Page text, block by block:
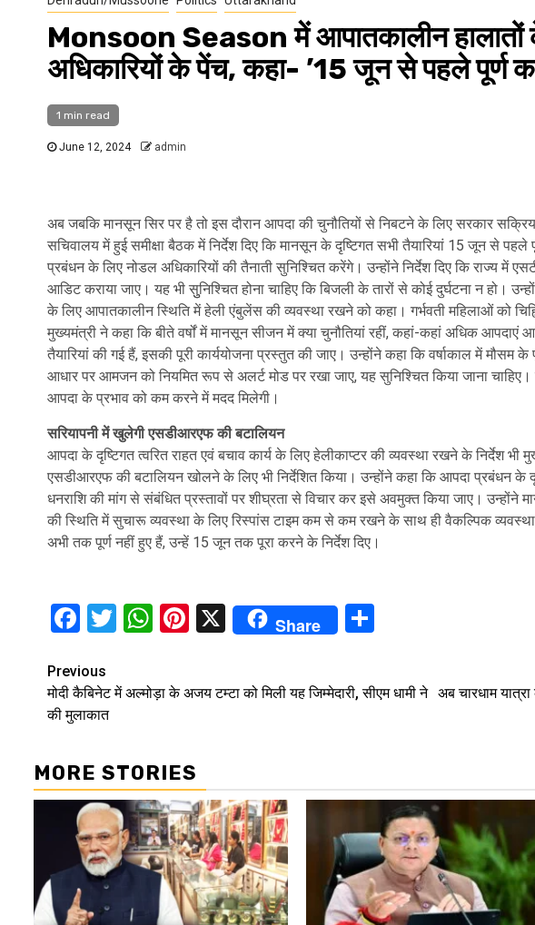
Monsoon Season में आपातकालीन हालातों
अधिकारियों के पेंच, कहा- ’15 जून से पहले पूर्ण कर
1 min read
June 12, 2024 admin
अब जबकि मानसून सिर पर है तो इस दौरान आपदा की चुनौतियों से निबटने के लिए सरकार
सचिवालय में हुई समीक्षा बैठक में निर्देश दिए कि मानसून के दृष्टिगत सभी तैयारियां 15 जून से
प्रबंधन के लिए नोडल अधिकारियों की तैनाती सुनिश्चित करेंगे। उन्होंने निर्देश दिए कि राज्य में
आडिट कराया जाए। यह भी सुुनिश्चित होना चाहिए कि बिजली के तारों से कोई दुर्घटना न हो।
के लिए आपातकालीन स्थिति में हेली एंबुलेंस की व्यवस्था रखने को कहा। गर्भवती महिलाओं को
मुख्यमंत्री ने कहा कि बीते वर्षों में मानसून सीजन में क्या चुनौतियां रहीं, कहां-कहां अधिक
तैयारियां की गई हैं, इसकी पूरी कार्ययोजना प्रस्तुत की जाए। उन्होंने कहा कि वर्षाकाल में
आधार पर आमजन को नियमित रूप से अलर्ट मोड पर रखा जाए, यह सुनिश्चित किया जाना
आपदा के प्रभाव को कम करने में मदद मिलेगी।
सरियापनी में खुलेगी एसडीआरएफ की बटालियन
आपदा के दृष्टिगत त्वरित राहत एवं बचाव कार्य के लिए हेलीकाप्टर की व्यवस्था रखने के निर्देश भी
एसडीआरएफ की बटालियन खोलने के लिए भी निर्देशित किया। उन्होंने कहा कि आपदा प्रबंधन के
धनराशि की मांग से संबंधित प्रस्तावों पर शीघ्रता से विचार कर इसे अवमुक्त किया जाए। उन्होंने
की स्थिति में सुचारू व्यवस्था के लिए रिस्पांस टाइम कम से कम रखने के साथ ही वैकल्पिक व्यवस्था
अभी तक पूर्ण नहीं हुए हैं, उन्हें 15 जून तक पूरा करने के निर्देश दिए।
Facebook
Twitter
WhatsApp
Pinterest
X Share
Continue
Reading
Previous
मोदी कैबिनेट में अल्मोड़ा के अजय टम्टा को मिली यह जिम्मेदारी, सीएम धामी ने
की मुलाकात
अब चारधाम
MORE STORIES